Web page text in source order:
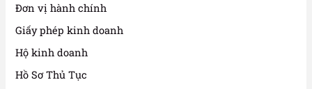
Đơn vị hành chính
Giấy phép kinh doanh
Hộ kinh doanh
Hồ Sơ Thủ Tục